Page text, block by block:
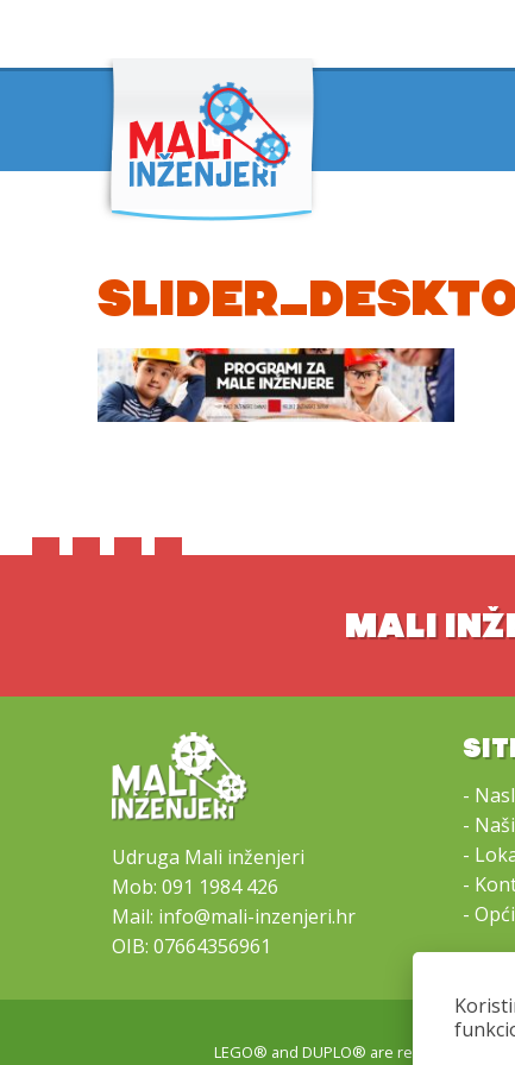
MALI
Udruga Mali inženjeri
Mob: 091 1984 426
Mail: info@mali-inzenjeri.hr
OIB: 07664356961
-
-
-
-
-
LEGO® and DUPLO® are registered